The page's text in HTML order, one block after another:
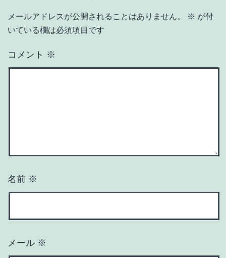
メールアドレスが公開されることはありません。 ※ が付
いている欄は必須項目です
コメント ※
名前 ※
メール ※